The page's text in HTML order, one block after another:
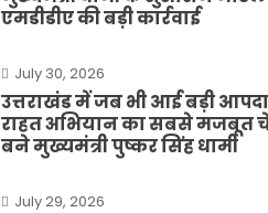
एमडीडीए की बड़ी कार्रवाई
July 30, 2026
उत्तराखंड में जब भी आई बड़ी
राहत अभियान का सबसे मजबूत
बने मुख्यमंत्री पुष्कर सिंह धामी
July 29, 2026